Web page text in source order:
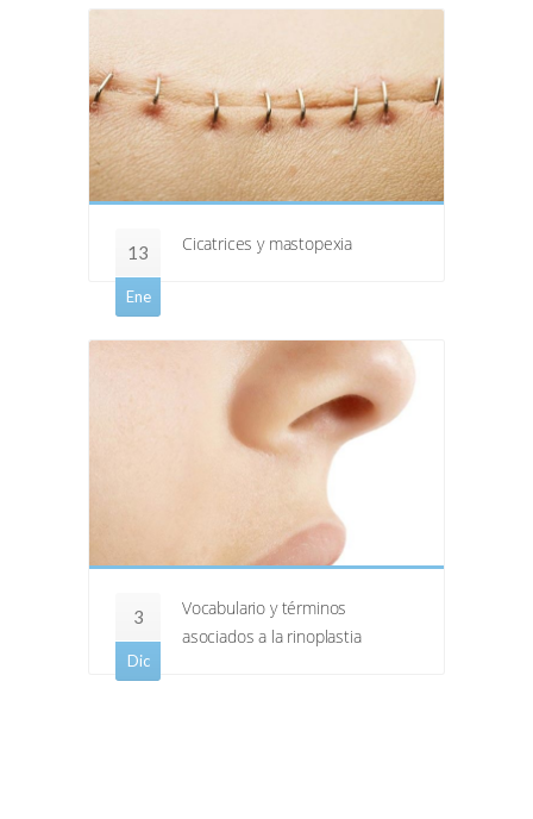
13
Ene
Cicatrices y mastopexia
3
Dic
Vocabulario y términos
asociados a la rinoplastia